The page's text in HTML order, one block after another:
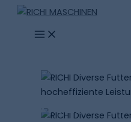
Zum
springen